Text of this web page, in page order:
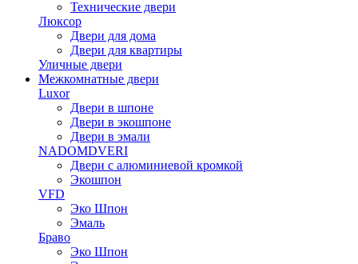
Технические двери
Люксор
Двери для дома
Двери для квартиры
Уличные двери
Межкомнатные двери
Luxor
Двери в шпоне
Двери в экошпоне
Двери в эмали
NADOMDVERI
Двери с алюминиевой кромкой
Экошпон
VFD
Эко Шпон
Эмаль
Браво
Эко Шпон